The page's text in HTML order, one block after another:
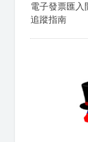
電子發票匯入
追蹤指南